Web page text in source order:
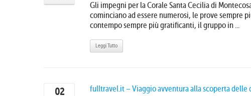
Gli impegni per la Corale Santa Cecilia di
cominciano ad essere numerosi, le prove sempre
contempo sempre più gratificanti, il gruppo in ...
Leggi Tutto
02
fulltravel.it – Viaggio avventura alla scoperta delle